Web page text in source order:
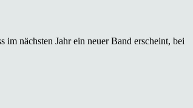
nächsten Jahr ein neuer Band erscheint, bei